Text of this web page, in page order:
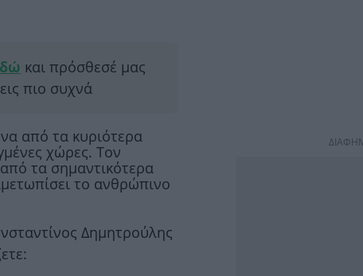
και πρόσθεσέ μας
πιο συχνά
από τα κυριότερα
χώρες. Τον
τα σημαντικότερα
το ανθρώπινο
Δημητρούλης